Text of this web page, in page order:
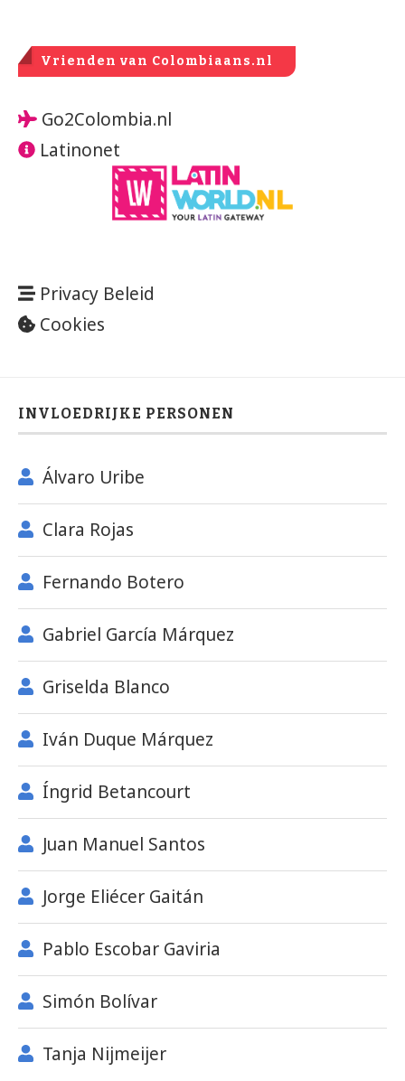
Vrienden van Colombiaans.nl
Go2Colombia.nl
Latinonet
Privacy Beleid
Cookies
INVLOEDRIJKE PERSONEN
Álvaro Uribe
Clara Rojas
Fernando Botero
Gabriel García Márquez
Griselda Blanco
Iván Duque Márquez
Íngrid Betancourt
Juan Manuel Santos
Jorge Eliécer Gaitán
Pablo Escobar Gaviria
Simón Bolívar
Tanja Nijmeijer